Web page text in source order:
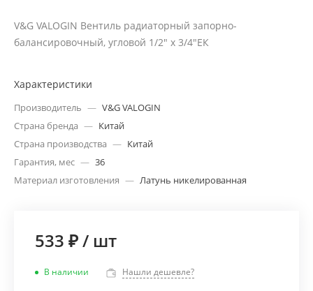
V&G VALOGIN Вентиль радиаторный запорно-
балансировочный, угловой 1/2" х 3/4"ЕК
Характеристики
Производитель — V&G VALOGIN
Страна бренда — Китай
Страна производства — Китай
Гарантия, мес — 36
Материал изготовления — Латунь никелированная
533 ₽/ шт
В наличии Нашли дешевле?